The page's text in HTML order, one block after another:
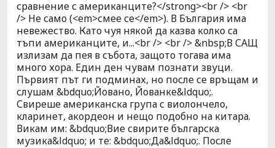
сравнение с американците?</strong><br /> <br
/> Не само (<em>смее се</em>). В България има
невежество. Като чуя някой да казва колко са
тъпи американците, и...<br /> <br /> &nbsp;В САЩ
излизам да пея в събота, защото тогава има
много хора. Един ден чувам познати звуци.
Първият път ги подминах, но после се връщам и
слушам &bdquo;Йовано, Йованке&ldquo;.
Свиреше американска група с виолончело,
кларинет, акордеон и нещо подобно на китара.
Викам им: &bdquo;Вие свирите българска
музика&ldquo; и те: &bdquo;Да&ldquo;. После